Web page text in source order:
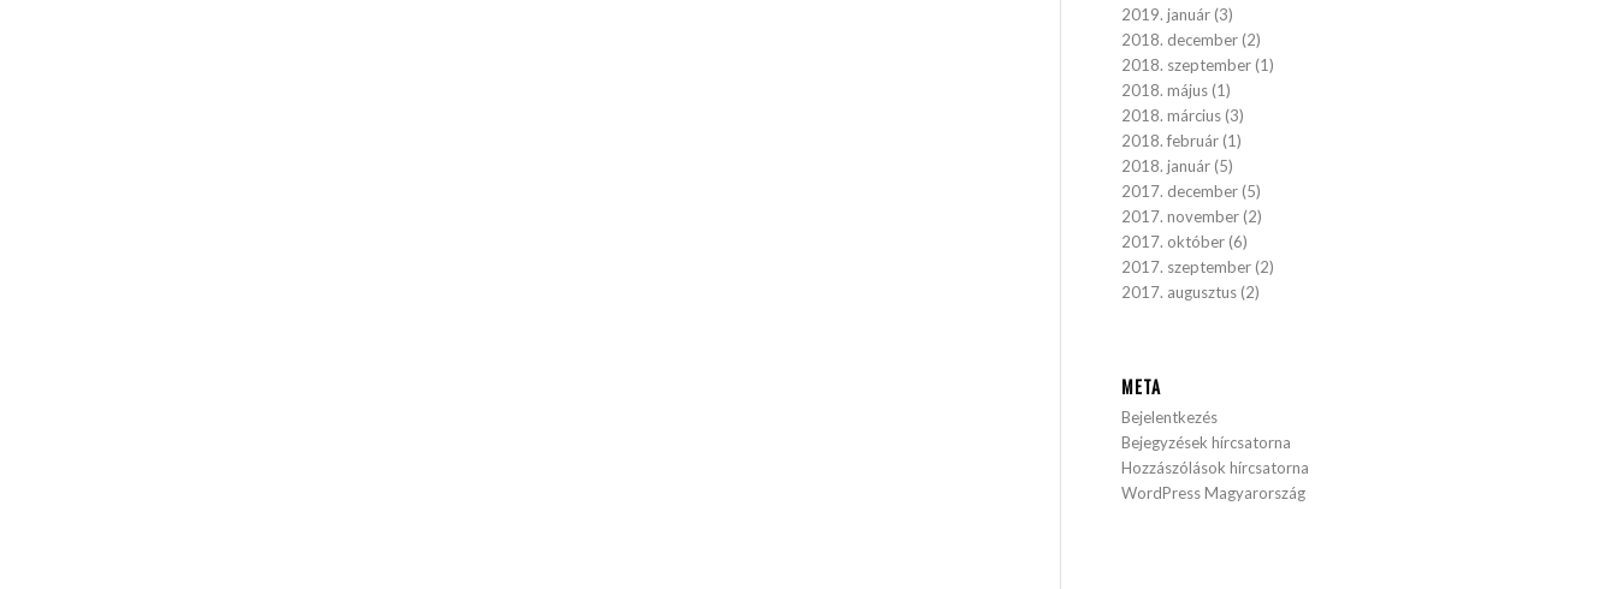
2019. január (3)
2018. december (2)
2018. szeptember (1)
2018. május (1)
2018. március (3)
2018. február (1)
2018. január (5)
2017. december (5)
2017. november (2)
2017. október (6)
2017. szeptember (2)
2017. augusztus (2)
META
Bejelentkezés
Bejegyzések hírcsatorna
Hozzászólások hírcsatorna
WordPress Magyarország